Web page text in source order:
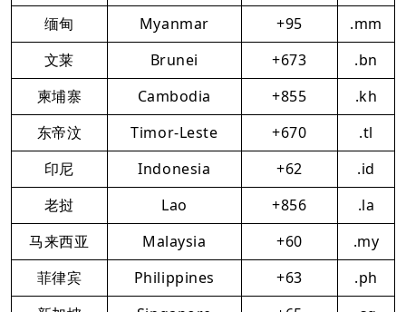
缅甸
Myanmar +95
.mm
文莱
Brunei +673
.bn
柬埔寨
Cambodia +855
.kh
东帝汶
Timor-Leste +670
.tl
印尼
Indonesia +62
.id
老挝
Lao +856
.la
马来西亚
Malaysia +60
.my
菲律宾
Philippines +63
.ph